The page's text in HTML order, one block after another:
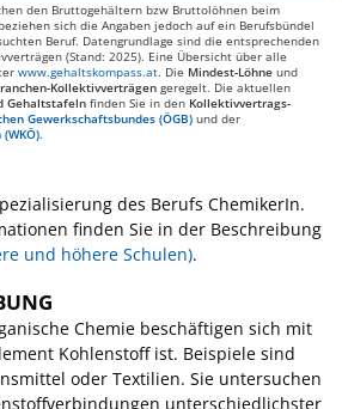
den Bruttogehältern bzw Bruttolöhnen beim
sich die Angaben jedoch auf ein Berufsbündel
Beruf. Datengrundlage sind die entsprechenden
(Stand: 2025). Eine Übersicht über alle
www.gehaltskompass.at. Die Mindest-Löhne und
Kollektivverträgen geregelt. Die aktuellen
Gehaltstafeln finden Sie in den Kollektivvertrags-
Gewerkschaftsbundes (ÖGB) und der
.
des Berufs ChemikerIn.
finden Sie in der Beschreibung
und höhere Schulen).
Chemie beschäftigen sich mit
Kohlenstoff ist. Beispiele sind
oder Textilien. Sie untersuchen
unterschiedlichster